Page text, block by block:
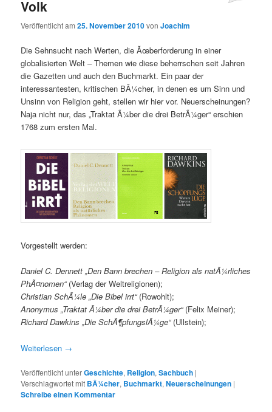
Volk
Veröffentlicht am25. November 2010vonJoachim
Die Sehnsucht nach Werten, die Ãœberforderung in einer
globalisierten Welt – Themen wie diese beherrschen seit Jahren
die Gazetten und auch den Buchmarkt. Ein paar der
interessantesten, kritischen BÃ¼cher, in denen es um Sinn und
Unsinn von Religion geht, stellen wir hier vor. Neuerscheinungen?
Naja nicht nur, das „Traktat Ã¼ber die drei BetrÃ¼ger“ erschien
1768 zum ersten Mal.
Vorgestellt werden:
Daniel C. Dennett „Den Bann brechen – Religion als natÃ¼rliches
PhÃ¤nomen“ (Verlag der Weltreligionen);
Christian SchÃ¼le „Die Bibel irrt“ (Rowohlt);
Anonymus „Traktat Ã¼ber die drei BetrÃ¼ger“ (Felix Meiner);
Richard Dawkins „Die SchÃ¶pfungslÃ¼ge“(Ullstein);
Weiterlesen →
Veröffentlicht unterGeschichte, Religion,Sachbuch |
Verschlagwortet mit BÃ¼cher, Buchmarkt,Neuerscheinungen |
Schreibe einen Kommentar